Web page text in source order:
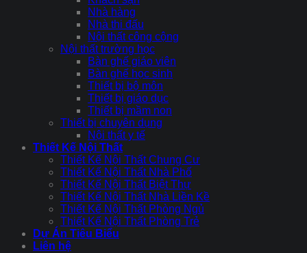
Nhà hàng
Nhà thi đấu
Nội thất công cộng
Nội thất trường học
Bàn ghế giáo viên
Bàn ghế học sinh
Thiết bị bộ môn
Thiết bị giáo dục
Thiết bị mầm non
Thiết bị chuyên dụng
Nội thất y tế
Thiết Kế Nội Thất
Thiết Kế Nội Thất Chung Cư
Thiết Kế Nội Thất Nhà Phố
Thiết Kế Nội Thất Biệt Thự
Thiết Kế Nội Thất Nhà Liền Kề
Thiết Kế Nội Thất Phòng Ngủ
Thiết Kế Nội Thất Phòng Trẻ
Dự Án Tiêu Biểu
Liên hệ